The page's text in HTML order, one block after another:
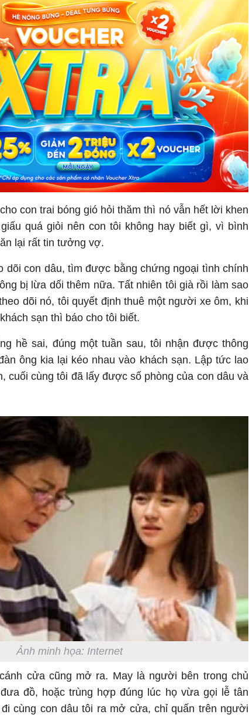
con trai bóng gió hỏi thăm thì nó vẫn hết lời khen
quá giỏi nên con tôi không hay biết gì, vì bình
lại rất tin tưởng vợ.
dõi con dâu, tìm được bằng chứng ngoại tình chính
bị lừa dối thêm nữa. Tất nhiên tôi già rồi làm sao
dõi nó, tôi quyết định thuê một người xe ôm, khi
sạn thì báo cho tôi biết.
hề sai, đúng một tuần sau, tôi nhận được thông
ông kia lại kéo nhau vào khách sạn. Lập tức lao
cuối cùng tôi đã lấy được số phòng của con dâu và
Ảnh minh họa: Internet
cửa cũng mở ra. May là người bên trong chủ
đồ, hoặc trùng hợp đúng lúc họ vừa gọi lễ tân
cùng con dâu tôi ra mở cửa, chỉ quấn trên người